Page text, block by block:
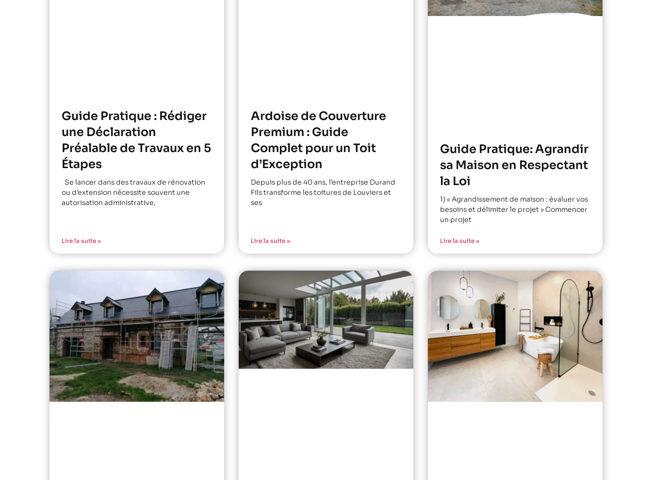
Guide Pratique : Rédiger
une Déclaration
Préalable de Travaux en 5
Étapes
Se lancer dans des travaux de rénovation
ou d’extension nécessite souvent une
autorisation administrative,
Lire la suite »
Ardoise de Couverture
Premium : Guide
Complet pour un Toit
d’Exception
Depuis plus de 40 ans, l’entreprise Durand
Fils transforme les toitures de Louviers et
ses
Lire la suite »
Guide Pratique: Agrandir
sa Maison en Respectant
la Loi
1) « Agrandissement de maison : évaluer vos
besoins et délimiter le projet » Commencer
un projet
Lire la suite »